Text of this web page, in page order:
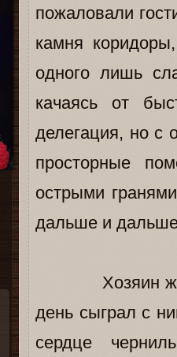
пожаловали
камня
одного лишь
качаясь от
делегация, но
просторные
острыми
дальше и
Хозяин же их
день сыграл с
сердце